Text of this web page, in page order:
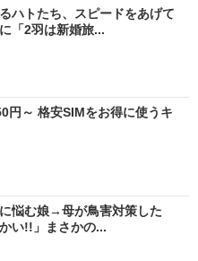
ハトたち、スピードをあげて
2羽は新婚旅...
円～ 格安SIMをお得に使うキ
悩む娘→母が鳥害対策した
!!」まさかの...